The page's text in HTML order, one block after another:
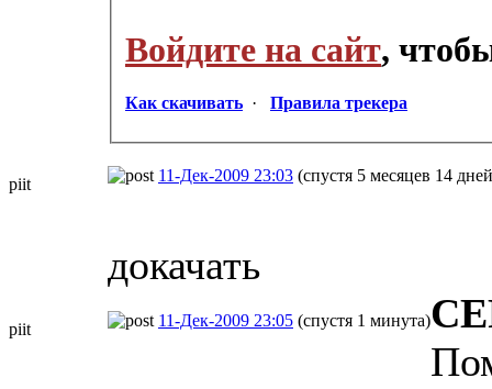
Войдите на сайт,
Как скачивать · Правила трекера
piit 11-Дек-2009 23:03 (спустя 5 месяцев 14
докачать
piit 11-Дек-2009 23:05 (спустя 1 минута)